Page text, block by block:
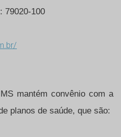
79020-100
mantém convênio com a
planos de saúde, que são: